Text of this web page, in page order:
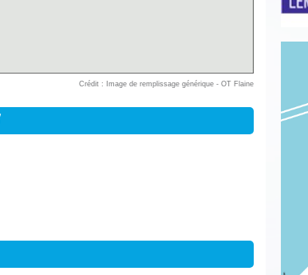
Crédit : Image de remplissage générique - OT Flaine